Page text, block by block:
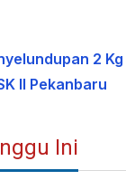
2 Kg
II Pekanbaru
Ini